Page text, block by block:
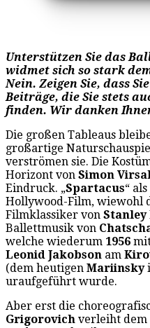
Unterstützen Sie das
widmet sich so stark
Nein. Zeigen Sie, dass
Beiträge, die Sie stets
finden. Wir danken
Die großen Tableaus
großartige
verströmen sie. Die
Horizont von Simon
Eindruck. „Spartacus“
Hollywood-Film, wiewohl
Filmklassiker von
Ballettmusik von
welche wiederum 1956
Leonid Jakobson am
(dem heutigen Mariinsky
uraufgeführt wurde.
Aber erst die
Grigorovich verleiht dem